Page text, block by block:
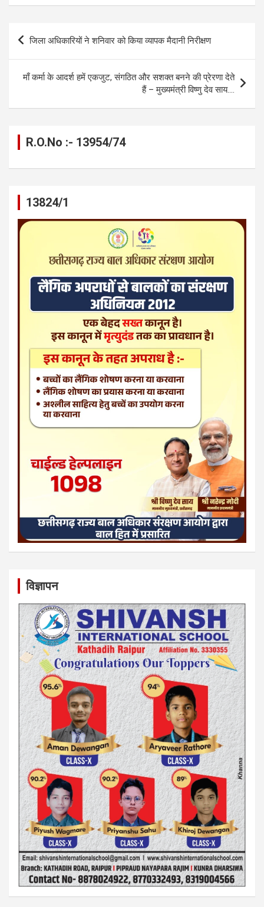
ce
o
o
k
se
n
g
er
at
s
A
p
p
e
a
m
ail py
Li
n
k
ar
Post
जिला अधिकारियों ने शनिवार को किया व्यापक मैदानी निरीक्षण
माँ कर्मा के आदर्श हमें एकजुट, संगठित और सशक्त बनने की प्रेरणा देते
हैं – मुख्यमंत्री विष्णु देव साय….
R.O.No :- 13954/74
13824/1
विज्ञापन